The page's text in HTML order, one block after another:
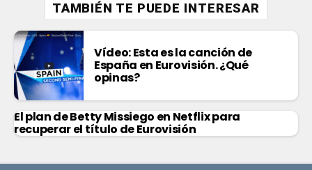
TAMBIÉN TE PUEDE INTERESAR
Vídeo: Esta es la canción de
España en Eurovisión. ¿Qué
opinas?
El plan de Betty Missiego en Netflix para
recuperar el título de Eurovisión